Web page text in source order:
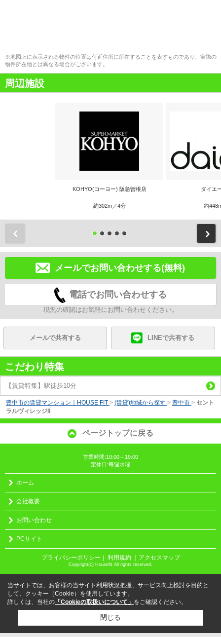
※地図上に表示される物件の位置は付近住所に所在することを表すものであり、実際の
物件所在地とは異なる場合がございます。
周辺施設
KOHYO(コーヨー) 阪急曽根店
約302m／4分
ダイエ
約
メールでお問い合わせする(無料)
電話でお問い合わせする
現況の確認はお気軽にお問い合わせください。
メールで共有する LINEで共有する
こだわり特集
【賃貸特集】駅徒歩10分
豊中市の賃貸マンション｜HOUSE FIT > (賃貸)地域から探す > 豊中市 > セント
ラルヴィレッジII
ページトップに戻る
営業時間:10:00～19:00
定休日:毎週水曜
ホーム
会社概要
お問い合わせ
PCサイト
プライバシーポリシー 利用規約 ｜アクセスマップ
Copyright(c) Housefit All rights reserved.
当サイトでは、お客様の当サイト利用状況把握、サービス向上検討を目的と
して、クッキー（Cookie）を使用しています。
詳しくは、当社の 「Cookieの取扱いについて」 をご確認ください。
閉じる